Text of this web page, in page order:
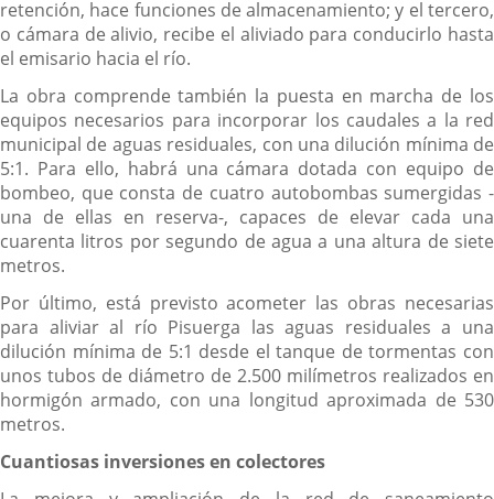
retención, hace funciones de almacenamiento; y el tercero,
o cámara de alivio, recibe el aliviado para conducirlo hasta
el emisario hacia el río.
La obra comprende también la puesta en marcha de los
equipos necesarios para incorporar los caudales a la red
municipal de aguas residuales, con una dilución mínima de
5:1. Para ello, habrá una cámara dotada con equipo de
bombeo, que consta de cuatro autobombas sumergidas -
una de ellas en reserva-, capaces de elevar cada una
cuarenta litros por segundo de agua a una altura de siete
metros.
Por último, está previsto acometer las obras necesarias
para aliviar al río Pisuerga las aguas residuales a una
dilución mínima de 5:1 desde el tanque de tormentas con
unos tubos de diámetro de 2.500 milímetros realizados en
hormigón armado, con una longitud aproximada de 530
metros.
Cuantiosas inversiones en colectores